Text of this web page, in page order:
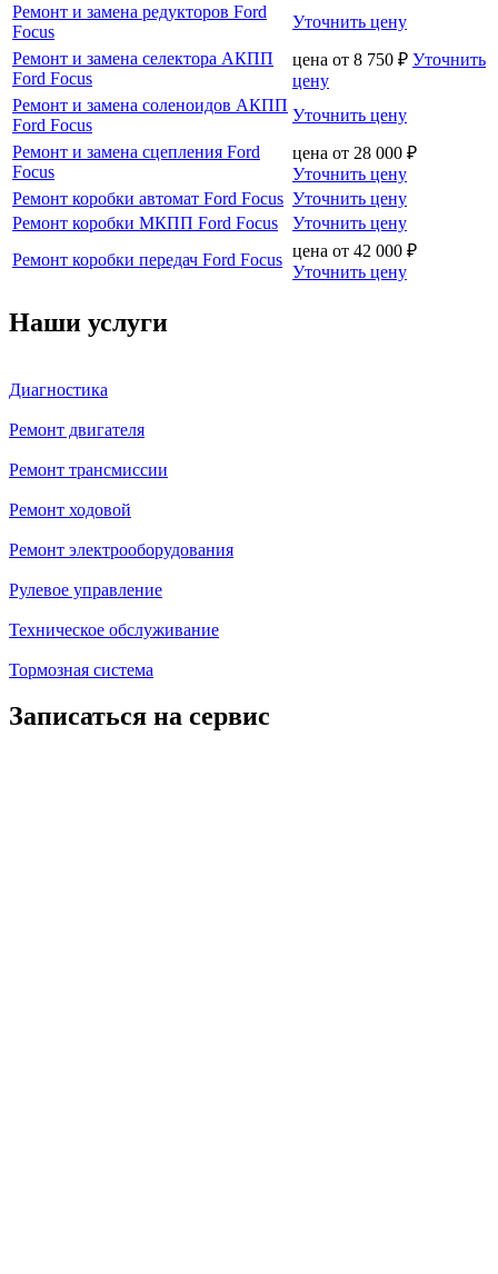
Ремонт и замена редукторов Ford
Focus
Уточнить цену
Ремонт и замена селектора АКПП
Ford Focus
цена от 8 750 ₽ Уточнить
цену
Ремонт и замена соленоидов АКПП
Ford Focus
Уточнить цену
Ремонт и замена сцепления Ford
Focus
цена от 28 000 ₽
Уточнить цену
Ремонт коробки автомат Ford Focus Уточнить цену
Ремонт коробки МКПП Ford Focus
Уточнить цену
Ремонт коробки передач Ford Focus цена от 42 000 ₽
Уточнить цену
Наши услуги
Диагностика
Ремонт двигателя
Ремонт трансмиссии
Ремонт ходовой
Ремонт электрооборудования
Рулевое управление
Техническое обслуживание
Тормозная система
Записаться на сервис